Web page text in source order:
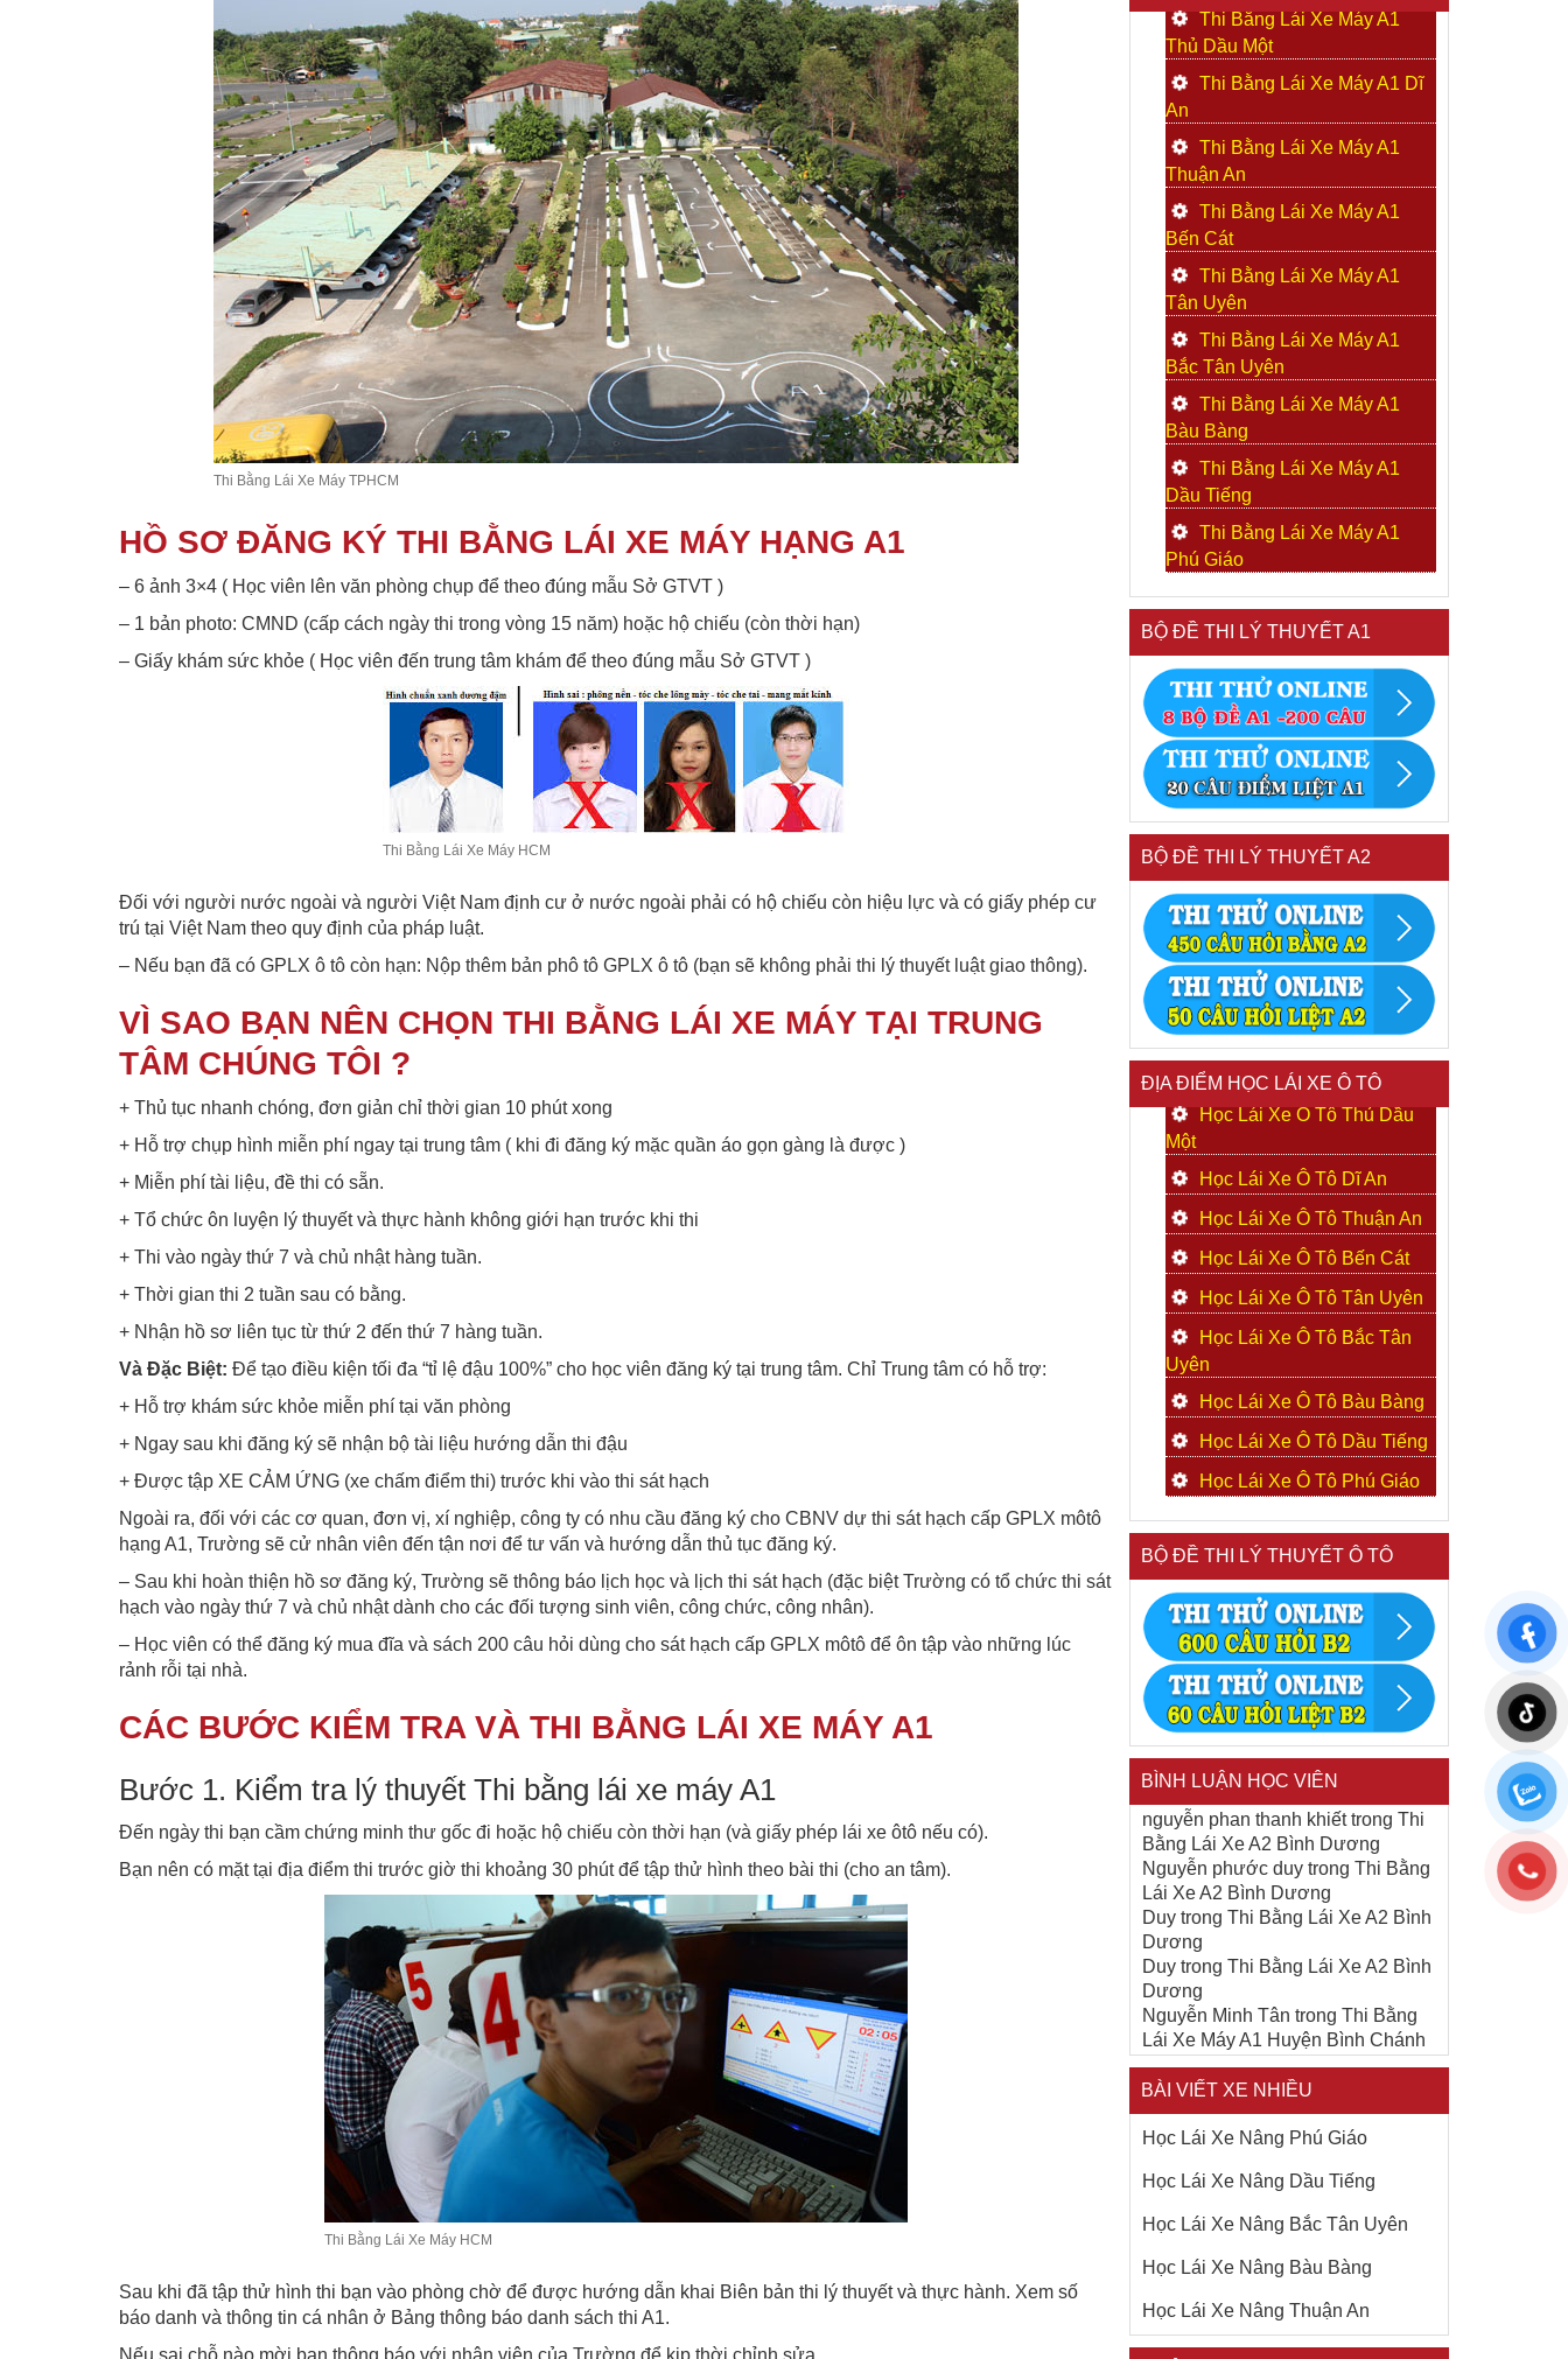
Thi Bằng Lái Xe Máy TPHCM
HỒ SƠ ĐĂNG KÝ THI BẰNG LÁI XE MÁY HẠNG A1
– 6 ảnh 3×4 ( Học viên lên văn phòng chụp để theo đúng mẫu Sở GTVT )
– 1 bản photo: CMND (cấp cách ngày thi trong vòng 15 năm) hoặc hộ chiếu (còn thời hạn)
– Giấy khám sức khỏe ( Học viên đến trung tâm khám để theo đúng mẫu Sở GTVT )
Thi Bằng Lái Xe Máy HCM
Đối với người nước ngoài và người Việt Nam định cư ở nước ngoài phải có hộ chiếu còn hiệu lực và có giấy phép cư
trú tại Việt Nam theo quy định của pháp luật.
– Nếu bạn đã có GPLX ô tô còn hạn: Nộp thêm bản phô tô GPLX ô tô (bạn sẽ không phải thi lý thuyết luật giao thông).
VÌ SAO BẠN NÊN CHỌN THI BẰNG LÁI XE MÁY TẠI TRUNG
TÂM CHÚNG TÔI ?
+ Thủ tục nhanh chóng, đơn giản chỉ thời gian 10 phút xong
+ Hỗ trợ chụp hình miễn phí ngay tại trung tâm ( khi đi đăng ký mặc quần áo gọn gàng là được )
+ Miễn phí tài liệu, đề thi có sẵn.
+ Tổ chức ôn luyện lý thuyết và thực hành không giới hạn trước khi thi
+ Thi vào ngày thứ 7 và chủ nhật hàng tuần.
+ Thời gian thi 2 tuần sau có bằng.
+ Nhận hồ sơ liên tục từ thứ 2 đến thứ 7 hàng tuần.
Và Đặc Biệt: Để tạo điều kiện tối đa “tỉ lệ đậu 100%” cho học viên đăng ký tại trung tâm. Chỉ Trung tâm có hỗ trợ:
+ Hỗ trợ khám sức khỏe miễn phí tại văn phòng
+ Ngay sau khi đăng ký sẽ nhận bộ tài liệu hướng dẫn thi đậu
+ Được tập XE CẢM ỨNG (xe chấm điểm thi) trước khi vào thi sát hạch
Ngoài ra, đối với các cơ quan, đơn vị, xí nghiệp, công ty có nhu cầu đăng ký cho CBNV dự thi sát hạch cấp GPLX môtô
hạng A1, Trường sẽ cử nhân viên đến tận nơi để tư vấn và hướng dẫn thủ tục đăng ký.
– Sau khi hoàn thiện hồ sơ đăng ký, Trường sẽ thông báo lịch học và lịch thi sát hạch (đặc biệt Trường có tổ chức thi sát
hạch vào ngày thứ 7 và chủ nhật dành cho các đối tượng sinh viên, công chức, công nhân).
– Học viên có thể đăng ký mua đĩa và sách 200 câu hỏi dùng cho sát hạch cấp GPLX môtô để ôn tập vào những lúc
rảnh rỗi tại nhà.
CÁC BƯỚC KIỂM TRA VÀ THI BẰNG LÁI XE MÁY A1
Bước 1. Kiểm tra lý thuyết Thi bằng lái xe máy A1
Đến ngày thi bạn cầm chứng minh thư gốc đi hoặc hộ chiếu còn thời hạn (và giấy phép lái xe ôtô nếu có).
Bạn nên có mặt tại địa điểm thi trước giờ thi khoảng 30 phút để tập thử hình theo bài thi (cho an tâm).
Thi Bằng Lái Xe Máy HCM
Sau khi đã tập thử hình thi bạn vào phòng chờ để được hướng dẫn khai Biên bản thi lý thuyết và thực hành. Xem số
báo danh và thông tin cá nhân ở Bảng thông báo danh sách thi A1.
Thi Bằng Lái Xe Máy A1
Thủ Dầu Một
Thi Bằng Lái Xe Máy A1 Dĩ
An
Thi Bằng Lái Xe Máy A1
Thuận An
Thi Bằng Lái Xe Máy A1
Bến Cát
Thi Bằng Lái Xe Máy A1
Tân Uyên
Thi Bằng Lái Xe Máy A1
Bắc Tân Uyên
Thi Bằng Lái Xe Máy A1
Bàu Bàng
Thi Bằng Lái Xe Máy A1
Dầu Tiếng
Thi Bằng Lái Xe Máy A1
Phú Giáo
BỘ ĐỀ THI LÝ THUYẾT A1
BỘ ĐỀ THI LÝ THUYẾT A2
ĐỊA ĐIỂM HỌC LÁI XE Ô TÔ
Học Lái Xe Ô Tô Thủ Dầu
Một
Học Lái Xe Ô Tô Dĩ An
Học Lái Xe Ô Tô Thuận An
Học Lái Xe Ô Tô Bến Cát
Học Lái Xe Ô Tô Tân Uyên
Học Lái Xe Ô Tô Bắc Tân
Uyên
Học Lái Xe Ô Tô Bàu Bàng
Học Lái Xe Ô Tô Dầu Tiếng
Học Lái Xe Ô Tô Phú Giáo
BỘ ĐỀ THI LÝ THUYẾT Ô TÔ
BÌNH LUẬN HỌC VIÊN
nguyễn phan thanh khiếttrongThi
Bằng Lái Xe A2 Bình Dương
Nguyễn phước duy trongThi Bằng
Lái Xe A2 Bình Dương
Duy trongThi Bằng Lái Xe A2 Bình
Dương
Duy trongThi Bằng Lái Xe A2 Bình
Dương
Nguyễn Minh Tân trongThi Bằng
Lái Xe Máy A1 Huyện Bình Chánh
BÀI VIẾT XE NHIỀU
Học Lái Xe Nâng Phú Giáo
Học Lái Xe Nâng Dầu Tiếng
Học Lái Xe Nâng Bắc Tân Uyên
Học Lái Xe Nâng Bàu Bàng
Học Lái Xe Nâng Thuận An